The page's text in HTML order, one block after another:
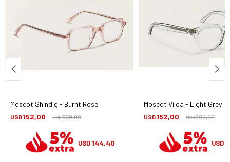
Moscot Shindig - Burnt Rose
USD152,00 USD380,00
USD 144,40
Moscot Vilda - Light Grey
USD152,00 USD380,00
USD